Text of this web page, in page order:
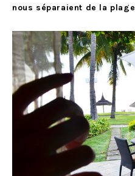
nous séparaient de la plage